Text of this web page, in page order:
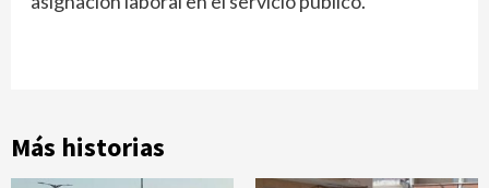
Más historias